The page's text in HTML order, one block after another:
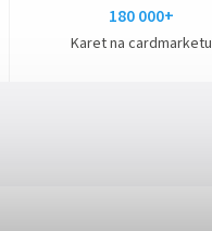
180 000+
Karet na cardmarketu